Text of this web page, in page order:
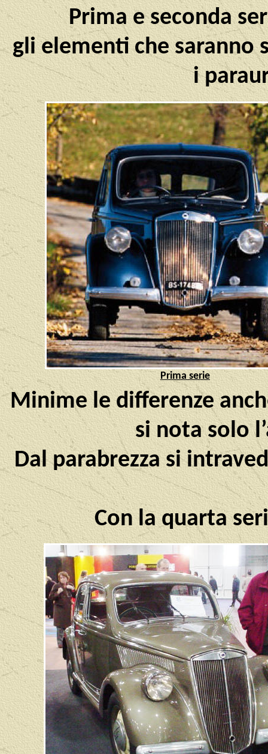
Prima e seconda
gli elementi che saranno
i
Prima serie
Minime le differenze
si nota solo
Dal parabrezza si
Con la quarta